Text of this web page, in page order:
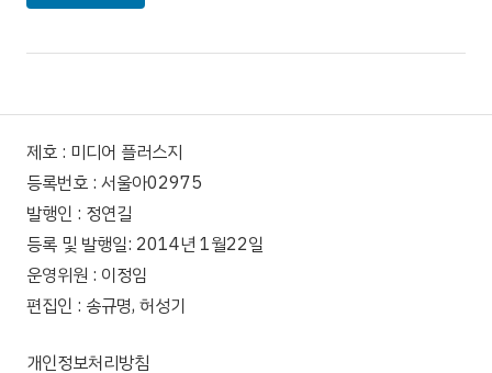
제호 : 미디어 플러스지
등록번호 : 서울아02975
발행인 : 정연길
등록 및 발행일: 2014년 1월22일
운영위원 : 이정임
편집인 : 송규명, 허성기
개인정보처리방침